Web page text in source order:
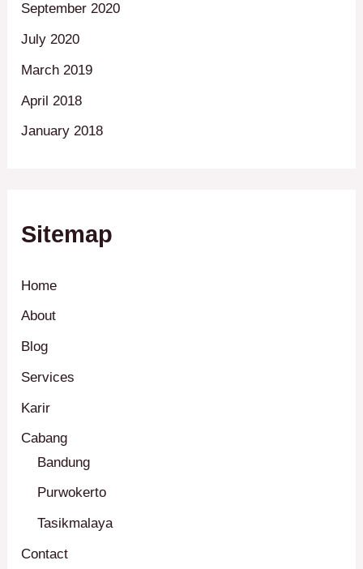
September 2020
July 2020
March 2019
April 2018
January 2018
Sitemap
Home
About
Blog
Services
Karir
Cabang
Bandung
Purwokerto
Tasikmalaya
Contact